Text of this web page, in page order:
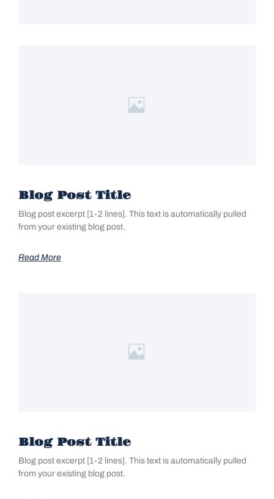
Blog Post Title
Blog post excerpt [1-2 lines]. This text is automatically pulled
from your existing blog post.
Read More
Blog Post Title
Blog post excerpt [1-2 lines]. This text is automatically pulled
from your existing blog post.